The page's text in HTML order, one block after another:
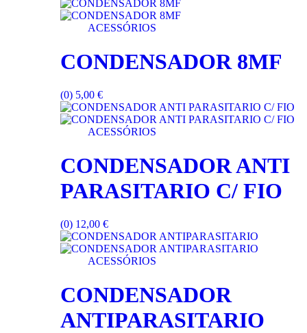
ACESSÓRIOS
CONDENSADOR 8MF
(0) 5,00 €
ACESSÓRIOS
CONDENSADOR ANTI
PARASITARIO C/ FIO
(0) 12,00 €
ACESSÓRIOS
CONDENSADOR
ANTIPARASITARIO